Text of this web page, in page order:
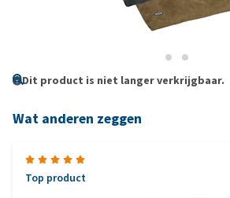
Dit product is niet langer verkrijgbaar.
Wat anderen zeggen
Top product